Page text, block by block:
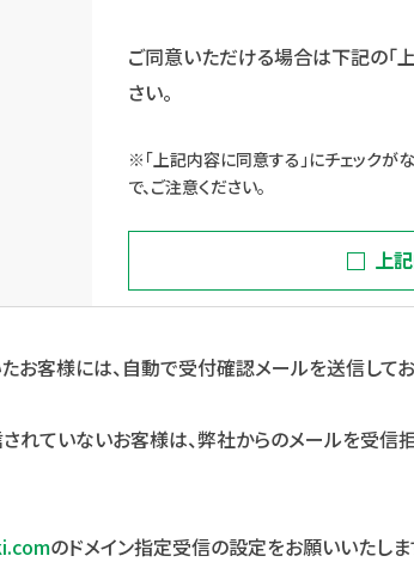
ご同意いただける場合は下記の「
さい。
※「上記内容に同意する」にチェックが
で、ご注意ください。
上
お客様には、自動で受付確認メールを送信してお
れていないお客様は、弊社からのメールを受信
のドメイン指定受信の設定をお願いいたしま